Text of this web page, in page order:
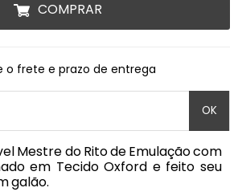
COMPRAR
o frete e prazo de entrega
OK
Mestre do Rito de Emulação com
em Tecido Oxford e feito seu
galão.